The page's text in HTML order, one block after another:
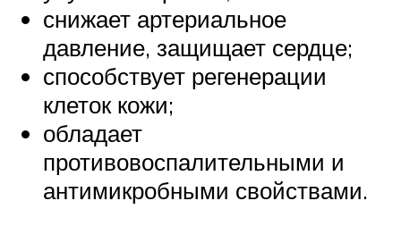
снижает артериальное
давление, защищает сердце;
способствует регенерации
клеток кожи;
обладает
противовоспалительными и
антимикробными свойствами.